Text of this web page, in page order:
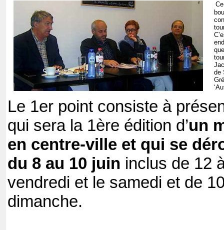
de
Le 1er point consiste à
qui sera la 1ère édition d’un
en centre-ville et qui se
du 8 au 10 juin inclus de 12
vendredi et le samedi et de
dimanche.